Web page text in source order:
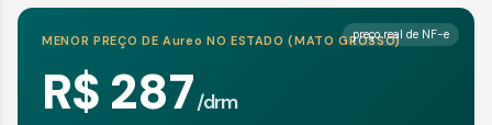
preço real de NF-e
MENOR PREÇO DE Aureo NO ESTADO (MATO GROSSO)
R$ 287/drm